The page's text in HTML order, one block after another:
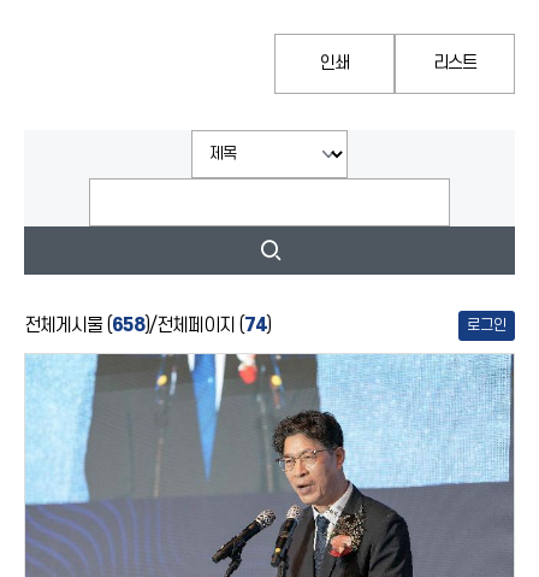
인쇄 리스트
전체게시물 (658)/전체페이지 (74) 로그인